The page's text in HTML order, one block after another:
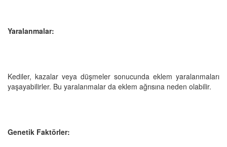
Yaralanmalar:
Kediler, kazalar veya düşmeler sonucunda eklem yaralanmaları
yaşayabilirler. Bu yaralanmalar da eklem ağrısına neden olabilir.
Genetik Faktörler: